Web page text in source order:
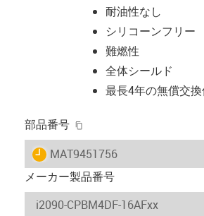
耐油性なし
シリコーンフリー
難燃性
全体シールド
最長4年の無償交
部品番号
igus-icon-lieferzeit
MAT9451756
メーカー製品番号